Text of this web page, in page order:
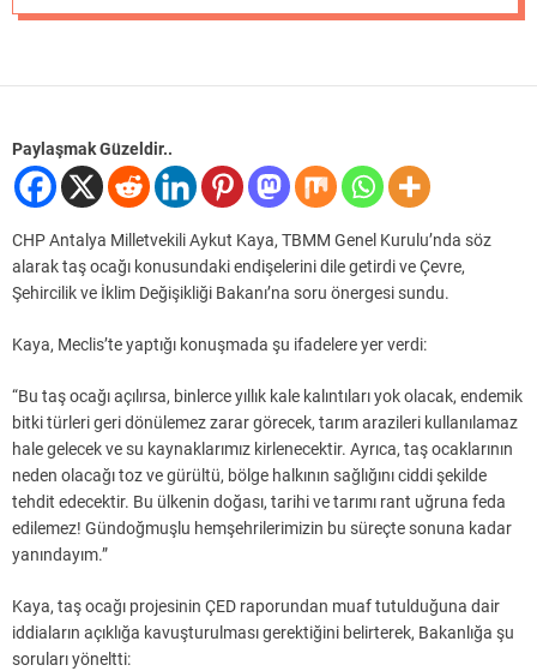
Paylaşmak Güzeldir..
CHP Antalya Milletvekili Aykut Kaya, TBMM Genel Kurulu’nda söz
alarak taş ocağı konusundaki endişelerini dile getirdi ve Çevre,
Şehircilik ve İklim Değişikliği Bakanı’na soru önergesi sundu.
Kaya, Meclis’te yaptığı konuşmada şu ifadelere yer verdi:
“Bu taş ocağı açılırsa, binlerce yıllık kale kalıntıları yok olacak, endemik
bitki türleri geri dönülemez zarar görecek, tarım arazileri kullanılamaz
hale gelecek ve su kaynaklarımız kirlenecektir. Ayrıca, taş ocaklarının
neden olacağı toz ve gürültü, bölge halkının sağlığını ciddi şekilde
tehdit edecektir. Bu ülkenin doğası, tarihi ve tarımı rant uğruna feda
edilemez! Gündoğmuşlu hemşehrilerimizin bu süreçte sonuna kadar
yanındayım.”
Kaya, taş ocağı projesinin ÇED raporundan muaf tutulduğuna dair
iddiaların açıklığa kavuşturulması gerektiğini belirterek, Bakanlığa şu
soruları yöneltti: